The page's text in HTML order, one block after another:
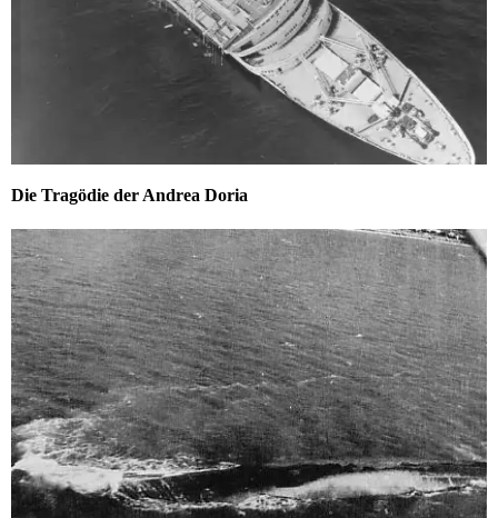
Die Tragödie der Andrea Doria